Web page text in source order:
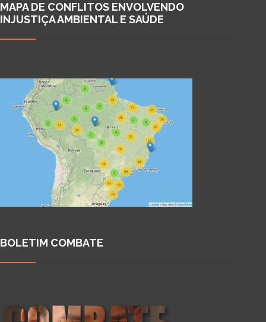
MAPA DE CONFLITOS ENVOLVENDO
INJUSTIÇA AMBIENTAL E SAÚDE
BOLETIM COMBATE